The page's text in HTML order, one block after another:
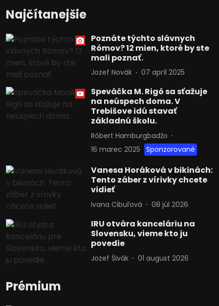
Najčítanejšie
Poznáte týchto slávnych
Rómov? 12 mien, ktoré by ste
mali poznať.
Jozef Novák 07 apríl 2025
Speváčka M. Rigó sa sťažuje
na neúspech doma. V
Trebišove idú stavať
základnú školu.
Róbert Hamburgbadžo
16 marec 2025
Sponzorované
Vanesa Horáková v bikinách:
Tento záber z vírivky chcete
vidieť
Ivana Cibuľová 08 júl 2026
IRU otvára kanceláriu na
Slovensku, vieme kto ju
povedie
Jozef Šivák 01 august 2026
Prémium